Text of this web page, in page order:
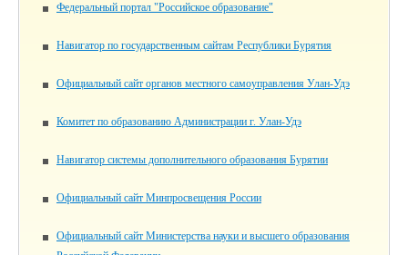
Федеральный портал "Российское образование"
Навигатор по государственным сайтам Республики Бурятия
Официальный сайт органов местного самоуправления Улан-Удэ
Комитет по образованию Администрации г. Улан-Удэ
Навигатор системы дополнительного образования Бурятии
Официальный сайт Минпросвещения России
Официальный сайт Министерства науки и высшего образования